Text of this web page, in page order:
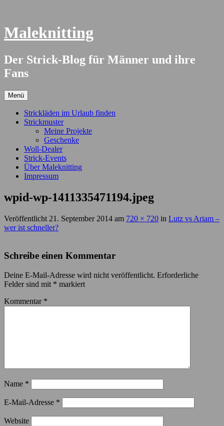
Inhalt
Maleknitting
Der Strick-Blog für Männer und ihre
Fans
Menü
Strickläden im Urlaub finden
Strickmuster
Meine Projekte
Geschenke
Woll-Dealer
Strick-Events
Über Maleknitting
Impressum
wpid-wp-1411335471194.jpeg
Veröffentlicht 21. September 2014 am 720 × 720 in Lutz vs Ariam –
wer ist schneller?
Schreibe einen Kommentar
Deine E-Mail-Adresse wird nicht veröffentlicht. Erforderliche
Felder sind mit * markiert
Kommentar *
Name *
E-Mail-Adresse *
Website